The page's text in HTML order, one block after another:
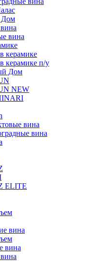
вина
керамике
керамике п/у
Дом
NEW
вина
вина
ELITE
вина
вина